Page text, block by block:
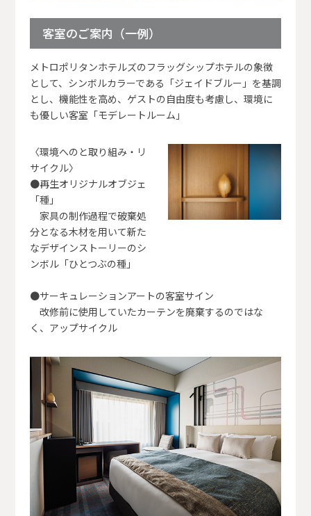
客室のご案内（一例）
メトロポリタンホテルズのフラッグシップホテルの象徴
として、シンボルカラーである「ジェイドブルー」を基調
とし、機能性を高め、ゲストの自由度も考慮し、環境に
も優しい客室「モデレートルーム」
〈環境へのと取り組み・リ
サイクル〉
●再生オリジナルオブジェ
「種」
家具の制作過程で破棄処
分となる木材を用いて新た
なデザインストーリーのシ
ンボル「ひとつぶの種」
●サーキュレーションアートの客室サイン
改修前に使用していたカーテンを廃棄するのではな
く、アップサイクル